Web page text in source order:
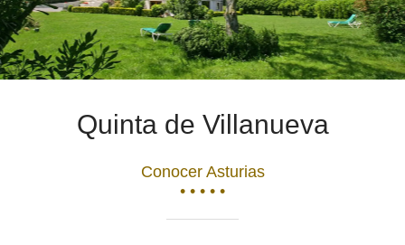
Quinta de Villanueva
Conocer Asturias
• • • • •